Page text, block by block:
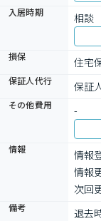
入居時期
相談
損保
住宅
保証人代行 保証
その他費用 -
情報
情報
情報
次回
備考
退去